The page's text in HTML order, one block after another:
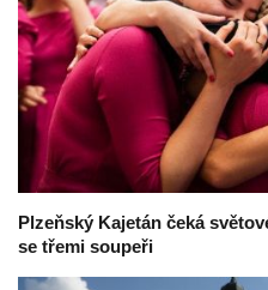
Plzeňský Kajetán čeká
se třemi soupeři